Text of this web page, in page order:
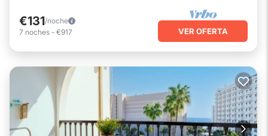
€131/noche
7 noches - €917 VER OFERTA